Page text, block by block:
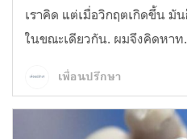
เราคิด แต่เมื่อวิกฤตเกิดขึ้น มั
ในขณะเดียวกัน. ผมจึงคิดหาท
เพื่อนปรึกษา